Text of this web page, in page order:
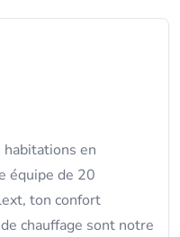
en
équipe de 20
ton confort
chauffage sont notre